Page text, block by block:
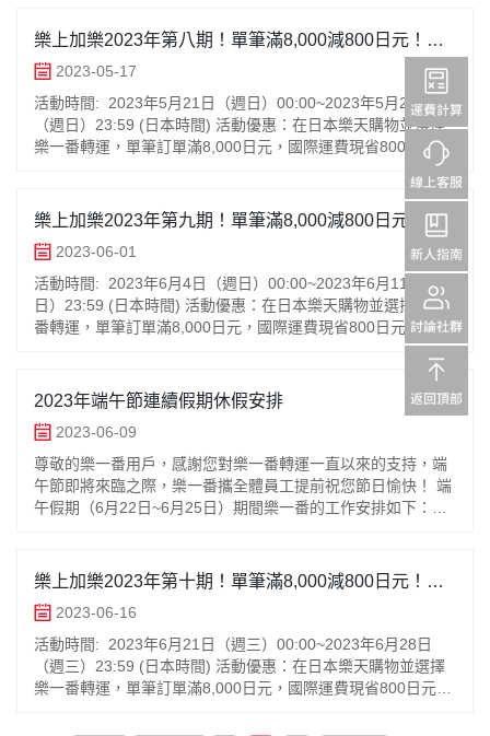
樂上加樂2023年第八期！單筆滿8,000減800日元！每
帳號最多8次！
2023-05-17
活動時間: 2023年5月21日（週日）00:00~2023年5月28日
（週日）23:59 (日本時間) 活動優惠：在日本樂天購物並選擇
樂一番轉運，單筆訂單滿8,000日元，國際運費現省800日元！
樂上加樂2023年第九期！單筆滿8,000減800日元！每
帳號最多8次！
2023-06-01
活動時間: 2023年6月4日（週日）00:00~2023年6月11日（週
日）23:59 (日本時間) 活動優惠：在日本樂天購物並選擇樂一
番轉運，單筆訂單滿8,000日元，國際運費現省800日元！不限
2023年端午節連續假期休假安排
2023-06-09
尊敬的樂一番用戶，感謝您對樂一番轉運一直以來的支持，端
午節即將來臨之際，樂一番攜全體員工提前祝您節日愉快！ 端
午假期（6月22日~6月25日）期間樂一番的工作安排如下：
樂上加樂2023年第十期！單筆滿8,000減800日元！每
帳號最多8次！
2023-06-16
活動時間: 2023年6月21日（週三）00:00~2023年6月28日
（週三）23:59 (日本時間) 活動優惠：在日本樂天購物並選擇
樂一番轉運，單筆訂單滿8,000日元，國際運費現省800日元！